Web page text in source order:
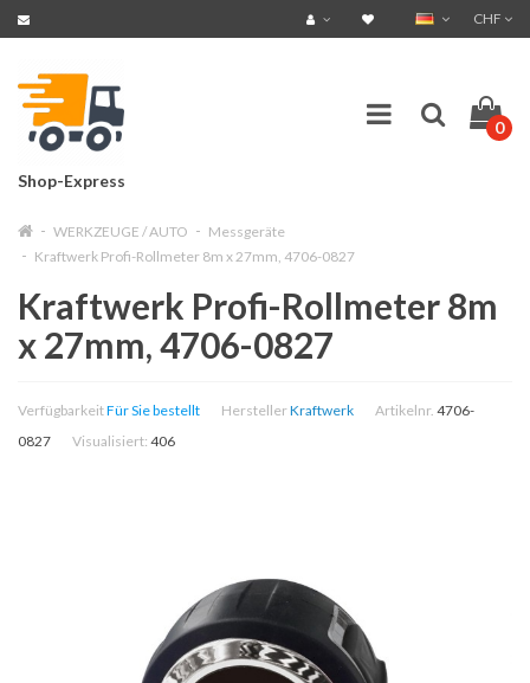
CHF
Shop-Express
0
WERKZEUGE / AUTO
Messgeräte
Kraftwerk Profi-Rollmeter 8m x 27mm, 4706-0827
Kraftwerk Profi-Rollmeter 8m
x 27mm, 4706-0827
VerfügbarkeitFür Sie bestellt HerstellerKraftwerk Artikelnr. 4706-
0827
Visualisiert: 406